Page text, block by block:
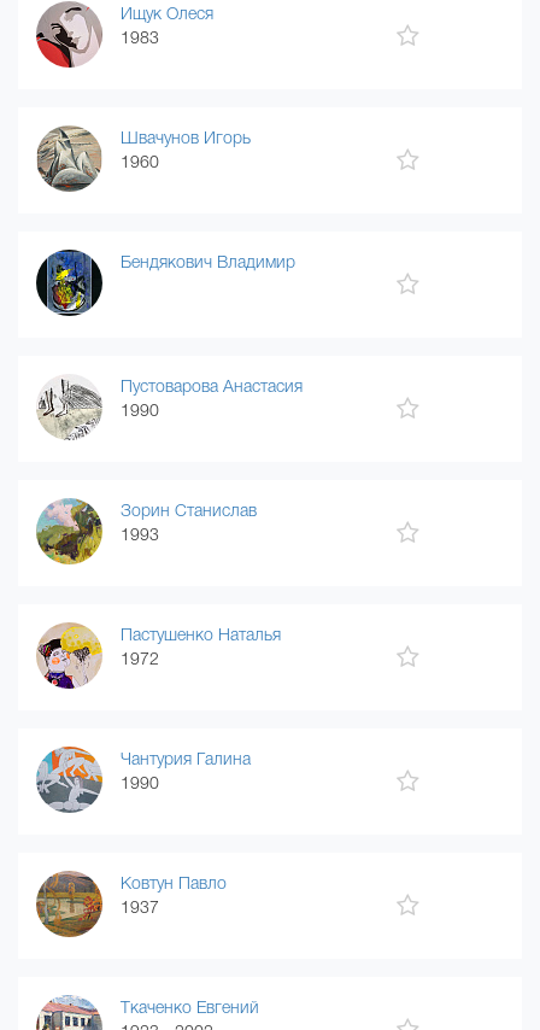
Ищук Олеся
1983
Швачунов Игорь
1960
Бендякович Владимир
Пустоварова Анастасия
1990
Зорин Станислав
1993
Пастушенко Наталья
1972
Чантурия Галина
1990
Ковтун Павло
1937
Ткаченко Евгений